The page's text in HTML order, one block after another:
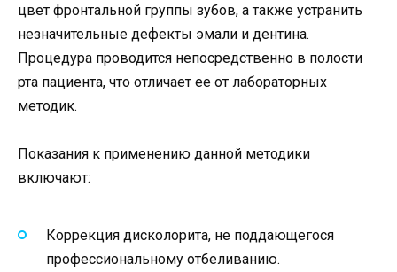
цвет фронтальной группы зубов, а также устранить
незначительные дефекты эмали и дентина.
Процедура проводится непосредственно в полости
рта пациента, что отличает ее от лабораторных
методик.
Показания к применению данной методики
включают:
Коррекция дисколорита, не поддающегося
профессиональному отбеливанию.